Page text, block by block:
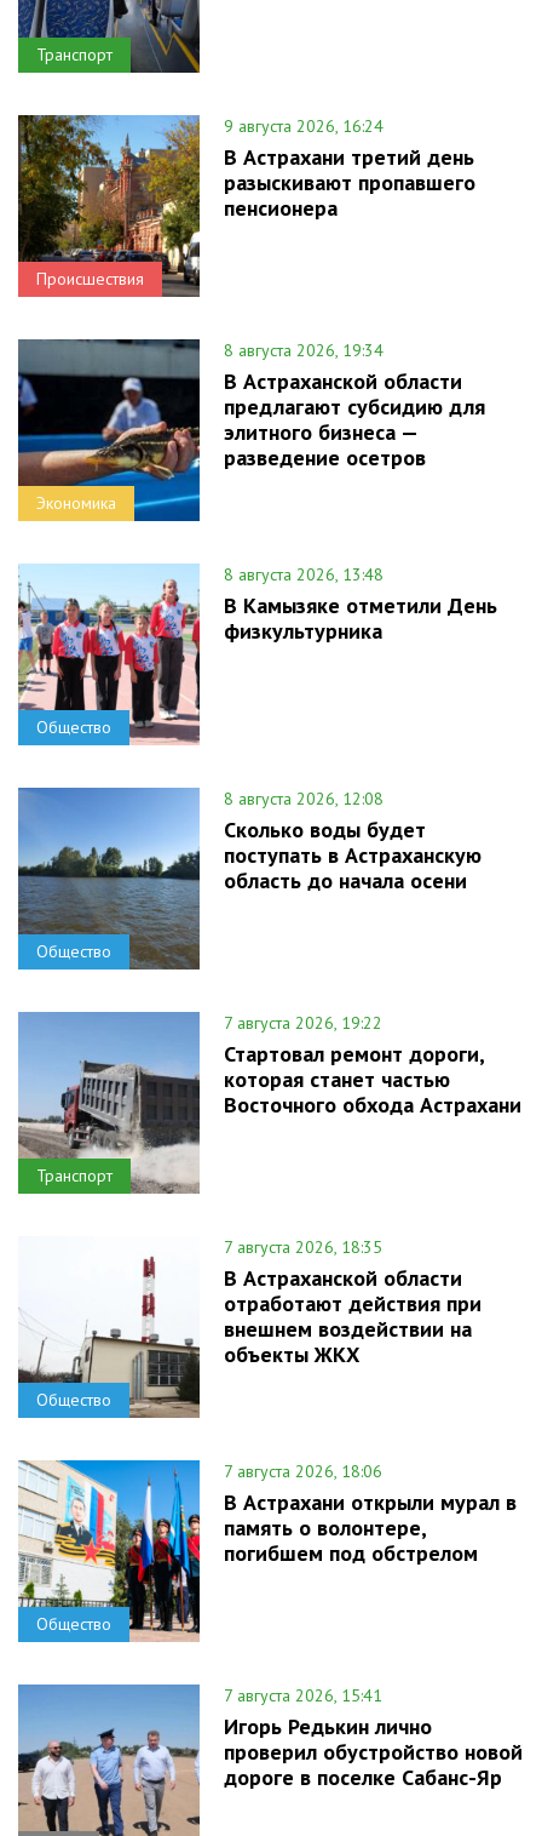
Транспорт
Происшествия
9 августа 2026, 16:24
В Астрахани третий день
разыскивают пропавшего
пенсионера
Экономика
8 августа 2026, 19:34
В Астраханской области
предлагают субсидию для
элитного бизнеса —
разведение осетров
Общество
8 августа 2026, 13:48
В Камызяке отметили День
физкультурника
Общество
8 августа 2026, 12:08
Сколько воды будет
поступать в Астраханскую
область до начала осени
Транспорт
7 августа 2026, 19:22
Стартовал ремонт дороги,
которая станет частью
Восточного обхода Астрахани
Общество
7 августа 2026, 18:35
В Астраханской области
отработают действия при
внешнем воздействии на
объекты ЖКХ
Общество
7 августа 2026, 18:06
В Астрахани открыли мурал в
память о волонтере,
погибшем под обстрелом
7 августа 2026, 15:41
Игорь Редькин лично
проверил обустройство новой
дороге в поселке Сабанс-Яр